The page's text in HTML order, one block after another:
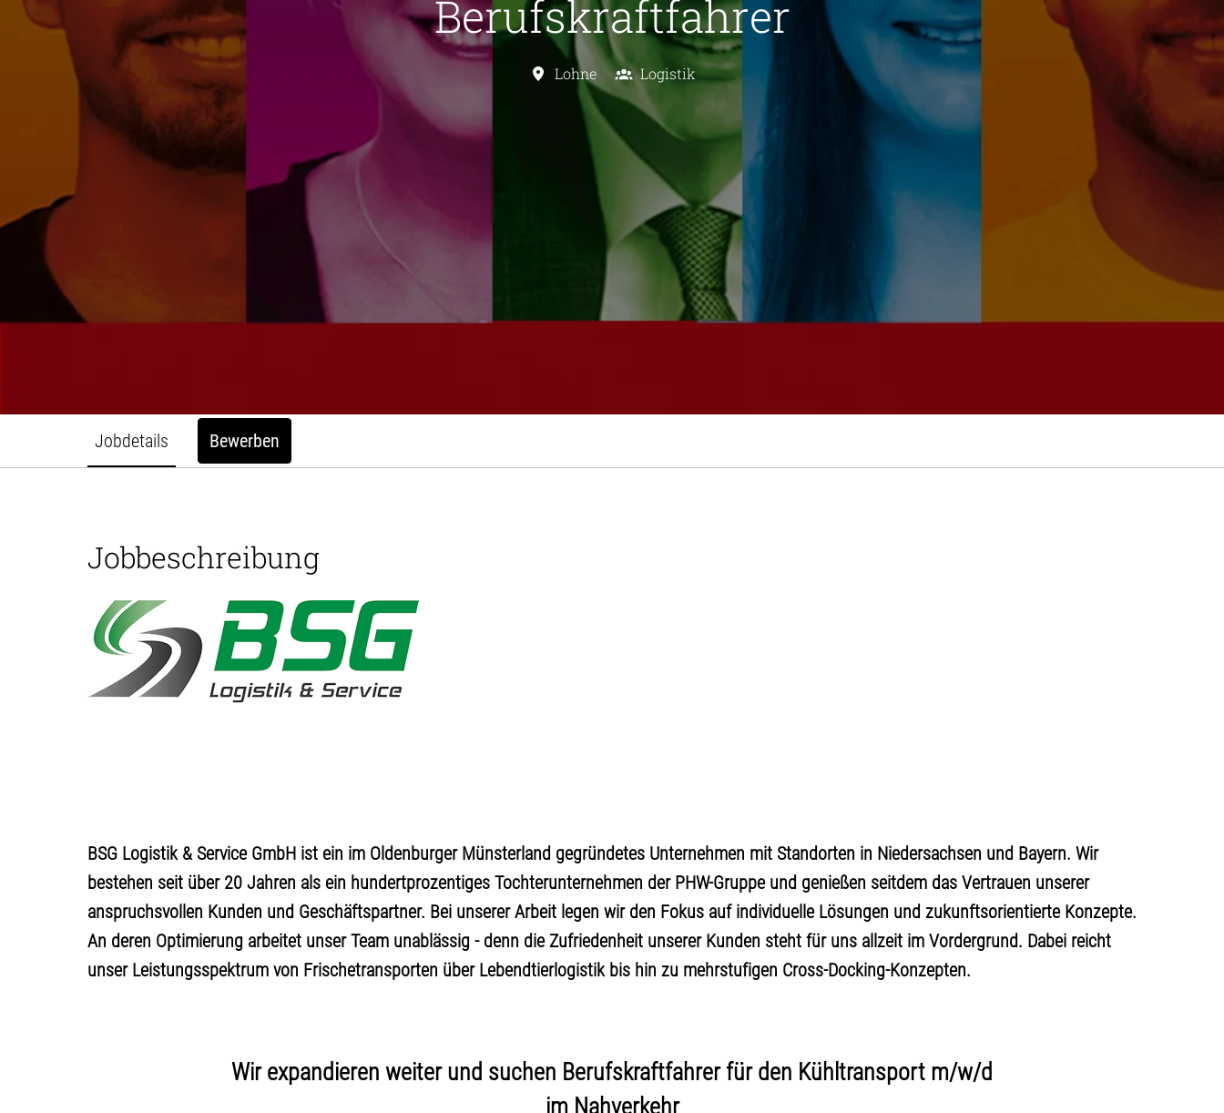
Berufskraftfahrer
Lohne Logistik
Jobdetails Bewerben
Jobbeschreibung
BSG Logistik & Service GmbH ist ein im Oldenburger Münsterland gegründetes Unternehmen mit Standorten in Niedersachsen und Bayern. Wir
bestehen seit über 20 Jahren als ein hundertprozentiges Tochterunternehmen der PHW-Gruppe und genießen seitdem das Vertrauen unserer
anspruchsvollen Kunden und Geschäftspartner. Bei unserer Arbeit legen wir den Fokus auf individuelle Lösungen und zukunftsorientierte Konzepte.
An deren Optimierung arbeitet unser Team unablässig - denn die Zufriedenheit unserer Kunden steht für uns allzeit im Vordergrund. Dabei reicht
unser Leistungsspektrum von Frischetransporten über Lebendtierlogistik bis hin zu mehrstufigen Cross-Docking-Konzepten.
Wir expandieren weiter und suchen Berufskraftfahrer für den Kühltransport m/w/d
im Nahverkehr